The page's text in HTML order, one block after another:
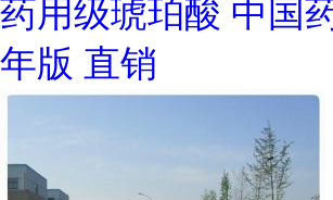
药用级琥珀酸 中国
年版 直销